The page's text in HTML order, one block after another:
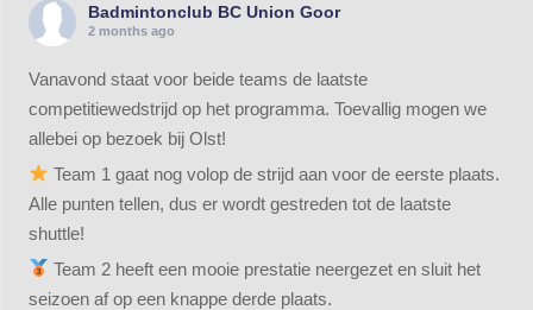
Badmintonclub BC Union Goor
2 months ago
Vanavond staat voor beide teams de laatste
competitiewedstrijd op het programma. Toevallig mogen we
allebei op bezoek bij Olst!
Team 1 gaat nog volop de strijd aan voor de eerste plaats.
Alle punten tellen, dus er wordt gestreden tot de laatste
shuttle!
Team 2 heeft een mooie prestatie neergezet en sluit het
seizoen af op een knappe derde plaats.